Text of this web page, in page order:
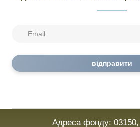
відправити
Адреса фонду: